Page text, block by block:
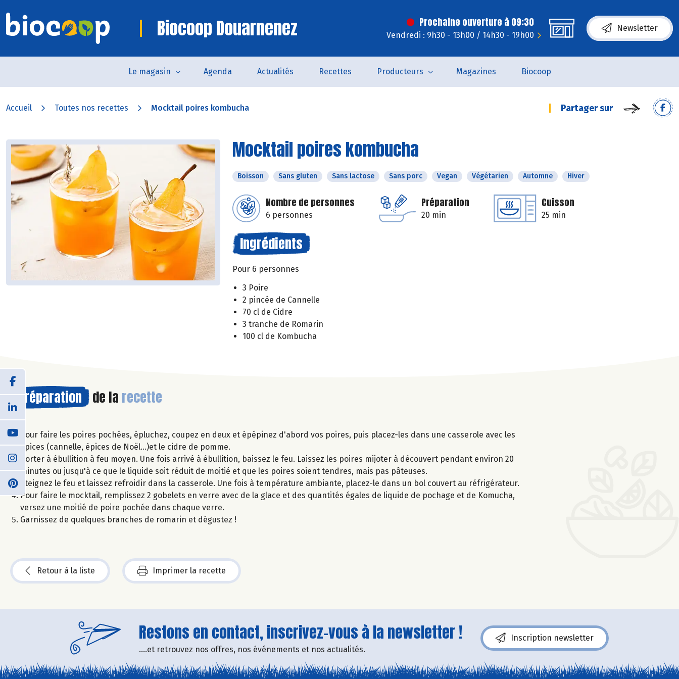
Biocoop Douarnenez Prochaine ouverture à 09:30
Vendredi : 9h30 - 13h00 / 14h30 - 19h00
Newsletter
Le magasin Agenda Actualités Recettes Producteurs Magazines Biocoop
Accueil Toutes nos recettes Mocktail poires kombucha Partager sur
Mocktail poires kombucha
Boisson Sans gluten Sans lactose Sans porc Vegan Végétarien Automne Hiver
Nombre de personnes
6 personnes
Préparation
20 min
Cuisson
25 min
Ingrédients
Pour 6 personnes
3 Poire
2 pincée de Cannelle
70 cl de Cidre
3 tranche de Romarin
100 cl de Kombucha
Préparation de la recette
Pour faire les poires pochées, épluchez, coupez en deux et épépinez d'abord vos poires, puis placez-les dans une casserole avec les
épices (cannelle, épices de Noël...)et le cidre de pomme.
Porter à ébullition à feu moyen. Une fois arrivé à ébullition, baissez le feu. Laissez les poires mijoter à découvert pendant environ 20
minutes ou jusqu'à ce que le liquide soit réduit de moitié et que les poires soient tendres, mais pas pâteuses.
Éteignez le feu et laissez refroidir dans la casserole. Une fois à température ambiante, placez-le dans un bol couvert au réfrigérateur.​
Pour faire le mocktail, remplissez 2 gobelets en verre avec de la glace et des quantités égales de liquide de pochage et de Komucha,
versez une moitié de poire pochée dans chaque verre.
Garnissez de quelques branches de romarin et dégustez !​
Retour à la liste Imprimer la recette
Restons en contact, inscrivez-vous à la newsletter !
....et retrouvez nos offres, nos événements et nos actualités.
Inscription newsletter